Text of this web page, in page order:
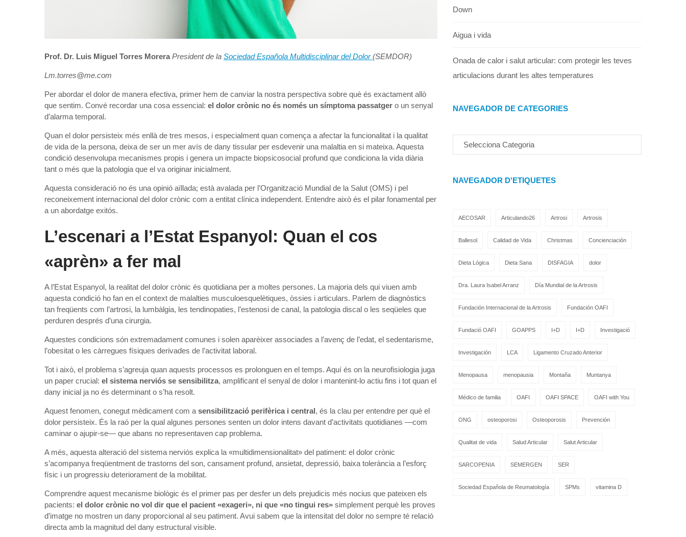
Prof. Dr. Luis Miguel Torres Morera President de la Sociedad Española Multidisciplinar del Dolor(SEMDOR)
Lm.torres@me.com
Per abordar el dolor de manera efectiva, primer hem de canviar la nostra perspectiva sobre què és exactament allò
que sentim. Convé recordar una cosa essencial: el dolor crònic no és només un símptoma passatger o un senyal
d’alarma temporal.
Quan el dolor persisteix més enllà de tres mesos, i especialment quan comença a afectar la funcionalitat i la qualitat
de vida de la persona, deixa de ser un mer avís de dany tissular per esdevenir una malaltia en si mateixa. Aquesta
condició desenvolupa mecanismes propis i genera un impacte biopsicosocial profund que condiciona la vida diària
tant o més que la patologia que el va originar inicialment.
Aquesta consideració no és una opinió aïllada; està avalada per l’Organització Mundial de la Salut (OMS) i pel
reconeixement internacional del dolor crònic com a entitat clínica independent. Entendre això és el pilar fonamental per
a un abordatge exitós.
L’escenari a l’Estat Espanyol: Quan el cos
«aprèn» a fer mal
A l’Estat Espanyol, la realitat del dolor crònic és quotidiana per a moltes persones. La majoria dels qui viuen amb
aquesta condició ho fan en el context de malalties musculoesquelètiques, òssies i articulars. Parlem de diagnòstics
tan freqüents com l’artrosi, la lumbàlgia, les tendinopaties, l’estenosi de canal, la patologia discal o les seqüeles que
perduren després d’una cirurgia.
Aquestes condicions són extremadament comunes i solen aparèixer associades a l’avenç de l’edat, el sedentarisme,
l’obesitat o les càrregues físiques derivades de l’activitat laboral.
Tot i això, el problema s’agreuja quan aquests processos es prolonguen en el temps. Aquí és on la neurofisiologia juga
un paper crucial: el sistema nerviós se sensibilitza, amplificant el senyal de dolor i mantenint-lo actiu fins i tot quan el
dany inicial ja no és determinant o s’ha resolt.
Aquest fenomen, conegut mèdicament com a sensibilització perifèrica i central, és la clau per entendre per què el
dolor persisteix. És la raó per la qual algunes persones senten un dolor intens davant d’activitats quotidianes —com
caminar o ajupir-se— que abans no representaven cap problema.
A més, aquesta alteració del sistema nerviós explica la «multidimensionalitat» del patiment: el dolor crònic
s’acompanya freqüentment de trastorns del son, cansament profund, ansietat, depressió, baixa tolerància a l’esforç
físic i un progressiu deteriorament de la mobilitat.
Comprendre aquest mecanisme biològic és el primer pas per desfer un dels prejudicis més nocius que pateixen els
pacients: el dolor crònic no vol dir que el pacient «exageri», ni que «no tingui res» simplement perquè les proves
d’imatge no mostren un dany proporcional al seu patiment. Avui sabem que la intensitat del dolor no sempre té relació
directa amb la magnitud del dany estructural visible.
Down
Aigua i vida
Onada de calor i salut articular: com protegir les teves
articulacions durant les altes temperatures
NAVEGADOR DE CATEGORIES
NAVEGADOR D'ETIQUETES
AECOSAR Articulando26 Artrosi Artrosis
Ballesol Calidad de Vida Christmas Concienciación
Dieta Lógica Dieta Sana DISFAGIA dolor
Dra. Laura Isabel Arranz Día Mundial de la Artrosis
Fundación Internacional de la Artrosis Fundación OAFI
Fundació OAFI GOAPPS I+D I+D Investigació
Investigación LCA Ligamento Cruzado Anterior
Menopausa menopausia Montaña Muntanya
Médico de familia OAFI OAFI SPACE OAFI with You
ONG osteoporosi Osteoporosis Prevención
Qualitat de vida Salud Articular Salut Articular
SARCOPENIA SEMERGEN SER
Sociedad Española de Reumatología SPMs vitamina D